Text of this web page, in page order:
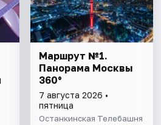
Маршрут №1.
Панорама Москвы
360°
7 августа 2026 •
пятница
Останкинская Телебашня